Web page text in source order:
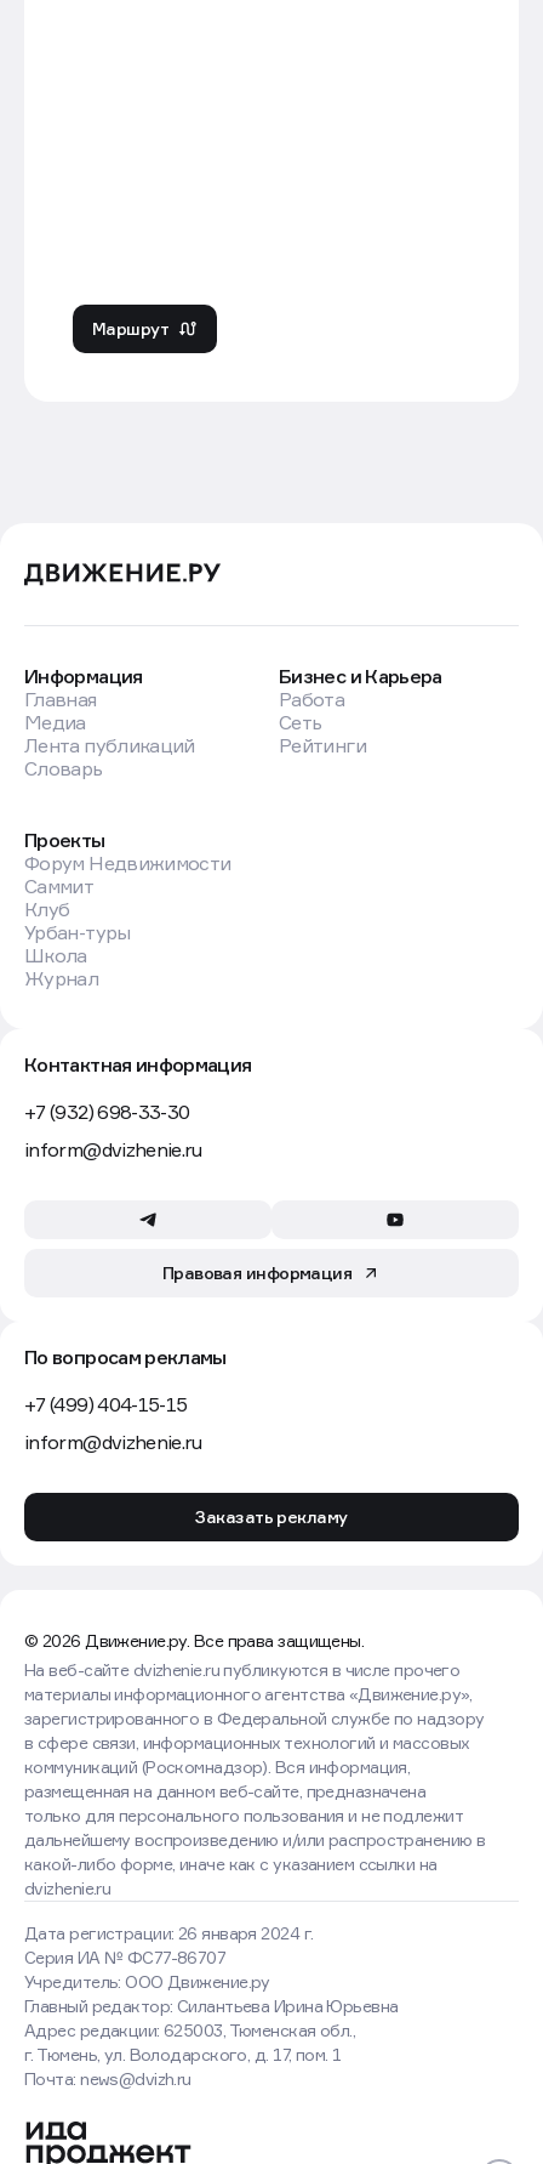
Маршрут
Информация
Главная
Медиа
Лента публикаций
Словарь
Бизнес и Карьера
Работа
Сеть
Рейтинги
Проекты
Форум Недвижимости
Саммит
Клуб
Урбан-туры
Школа
Журнал
Контактная информация
+7 (932) 698-33-30
inform@dvizhenie.ru
Правовая информация
По вопросам рекламы
+7 (499) 404-15-15
inform@dvizhenie.ru
Заказать рекламу
© 2026 Движение.ру. Все права защищены.
Дата регистрации: 26 января 2024 г.
Серия ИА № ФС77-86707
Учредитель: ООО Движение.ру
Главный редактор: Силантьева Ирина Юрьевна
Адрес редакции: 625003, Тюменская обл.,
г. Тюмень, ул. Володарского, д. 17, пом. 1
Почта: news@dvizh.ru
На веб-сайте dvizhenie.ru публикуются в числе прочего
материалы информационного агентства «Движение.ру»,
зарегистрированного в Федеральной службе по надзору
в сфере связи, информационных технологий и массовых
коммуникаций (Роскомнадзор). Вся информация,
размещенная на данном веб-сайте, предназначена
только для персонального пользования и не подлежит
дальнейшему воспроизведению и/или распространению в
какой-либо форме, иначе как с указанием ссылки на
dvizhenie.ru